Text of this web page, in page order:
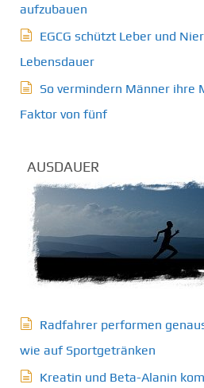
aufzubauen
EGCG schützt Leber und
Lebensdauer
So vermindern Männer ihre
Faktor von fünf
AUSDAUER
Radfahrer performen
wie auf Sportgetränken
Kreatin und Beta-Alanin